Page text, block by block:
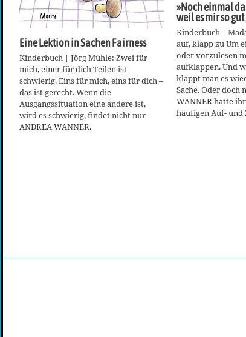
Eine Lektion in Sachen Fairness
Kinderbuch | Jörg Mühle: Zwei für
mich, einer für dich Teilen ist
schwierig. Eins für mich, eins für dich –
das ist gerecht. Wenn die
Ausgangssituation eine andere ist,
wird es schwierig, findet nicht nur
ANDREA WANNER.
»Noch einmal
weil es mir so
Kinderbuch |
auf, klapp zu Um
oder vorzulesen
aufklappen. Und
klappt man es
Sache. Oder doch
WANNER hatte
häufigen Auf- und